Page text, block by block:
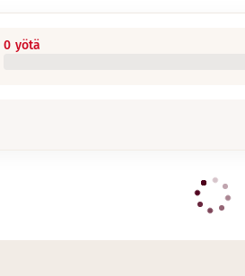
0 yötä